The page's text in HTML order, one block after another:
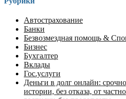
Автострахование
Банки
Безвозмездная помощь &
Бизнес
Бухгалтер
Вклады
Гос.услуги
Деньги в долг онлайн:
истории, без отказа, от